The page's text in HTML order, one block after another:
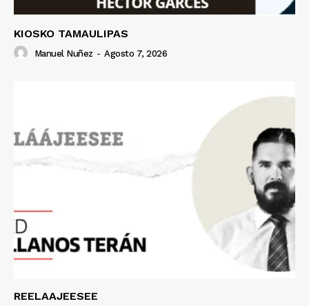
KIOSKO TAMAULIPAS
Manuel Nuñez - Agosto 7, 2026
REELAAJEESEE